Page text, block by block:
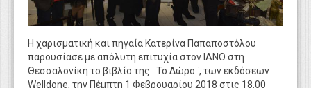
Η χαρισματική και πηγαία Κατερίνα Παπαποστόλου
παρουσίασε με απόλυτη επιτυχία στον ΙΑΝΟ στη
Θεσσαλονίκη το βιβλίο της ¨Το Δώρο¨, των εκδόσεων
Welldone, την Πέμπτη 1 Φεβρουαρίου 2018 στις 18.00